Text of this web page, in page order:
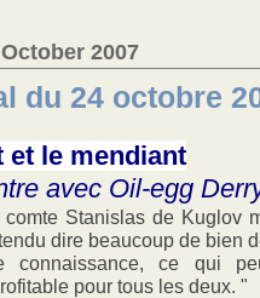
2007
du 24 octobre
et le mendiant
avec Oil-egg
comte Stanislas de Kuglov
dire beaucoup de bien
connaissance, ce qui
pour tous les deux. "